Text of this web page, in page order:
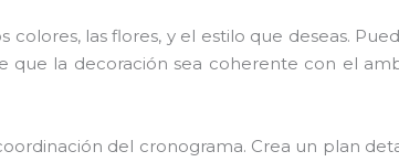
las flores, y el estilo que deseas.
que la decoración sea coherente con el
del cronograma. Crea un plan